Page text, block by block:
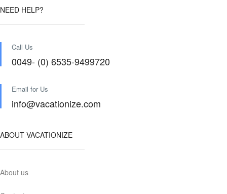
NEED HELP?
Call Us
0049- (0) 6535-9499720
Email for Us
info@vacationize.com
ABOUT VACATIONIZE
About us